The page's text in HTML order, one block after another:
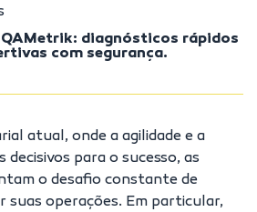
QAMetrik: diagnósticos rápidos
com segurança.
atual, onde a agilidade e a
para o sucesso, as
o desafio constante de
suas operações. Em particular,